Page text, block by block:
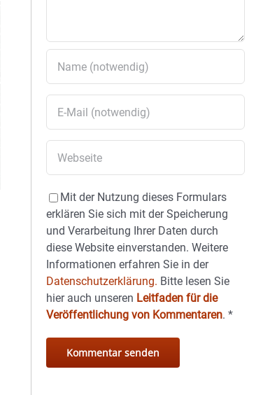
Mit der Nutzung dieses Formulars
erklären Sie sich mit der Speicherung
und Verarbeitung Ihrer Daten durch
diese Website einverstanden. Weitere
Informationen erfahren Sie in der
Datenschutzerklärung. Bitte lesen Sie
hier auch unseren Leitfaden für die
Veröffentlichung von Kommentaren.*